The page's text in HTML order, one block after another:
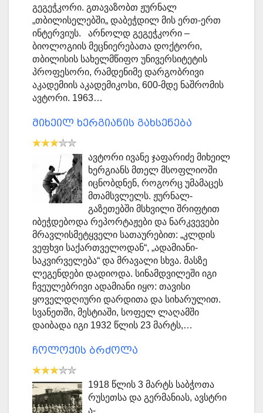
გეგეჭკორი. გთავაზობთ ჟურნალ
„თბილისელებში„ დაბეჭდილ მის ერთ-ერთ
ინტერვიუს. არნოლდ გეგეჭკორი –
ბიოლოგიის მეცნიერებათა დოქტორი,
თბილისის სახელმწიფო უნივერსიტეტის
პროფესორი, რამდენიმე დარგობრივი
აკადემიის აკადემიკოსი, 600-მდე ნაშრომის
ავტორი. 1963…
მიხეილ ხერგიანის გახსენება
ავტორი ივანე ჯაფარიძე მიხეილ
ხერგიანს მთელ მსოფლიოში
იცნობდნენ, როგორც უმამაცეს
მთამსვლელს. ჟურნალ-
გაზეთებში მსხვილი შრიფტით
იბეჭდებოდა რეპორტაჟები და ნარკვევები
მრავლისმეტყველი სათაურებით: „კლდის
ვეფხვი საქართველოდან“, „ადამიანი-
საკვირველება“ და მრავალი სხვა. მასზე
ლეგენდები დადიოდა. სინამდვილეში იგი
ჩვეულებრივი ადამიანი იყო: თავისი
ყოველდღიური დარდითა და სიხარულით.
სვანეთში, მესტიაში, სოფელ ლაღამში
დაიბადა იგი 1932 წლის 23 მარტს,…
ჩოლოქის ბრძოლა
1918 წლის 3 მარტს საბჭოთა
რუსეთსა და გერმანიას, ავსტრი
ა-